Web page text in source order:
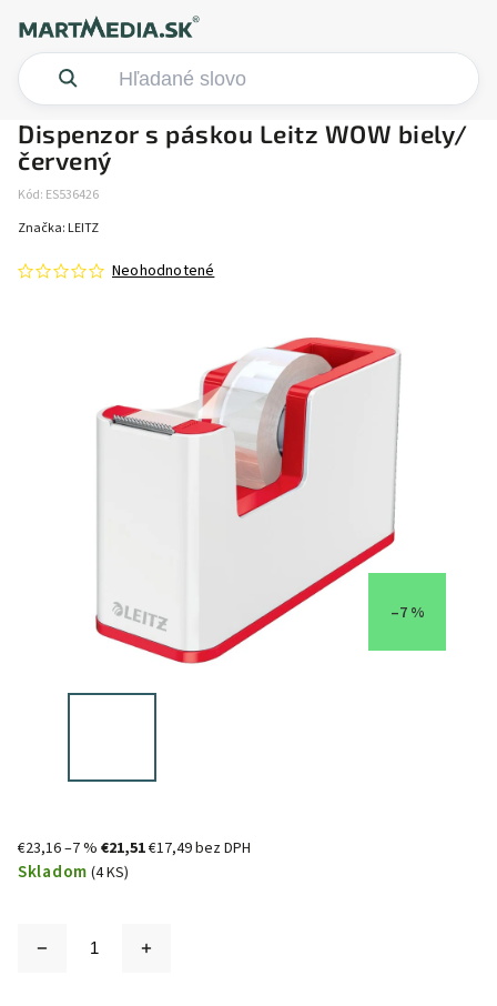
Dispenzor s páskou Leitz WOW biely/
červený
Kód: ES536426
Neohodnotené
Značka: LEITZ
–7 %
€23,16–7 % €21,51€17,49 bez DPH
Skladom (4 KS)